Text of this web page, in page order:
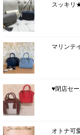
スッキリ
マリンテ
♥閉店セ
オトナ可